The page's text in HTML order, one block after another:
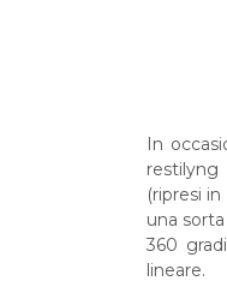
In
(ripresi
una
360
lineare.